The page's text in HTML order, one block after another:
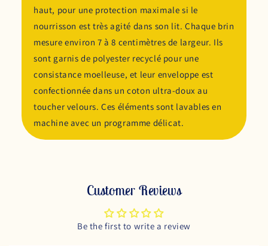
haut, pour une protection maximale si le
nourrisson est très agité dans son lit. Chaque brin
mesure environ 7 à 8 centimètres de largeur. Ils
sont garnis de polyester recyclé pour une
consistance moelleuse, et leur enveloppe est
confectionnée dans un coton ultra-doux au
toucher velours. Ces éléments sont lavables en
machine avec un programme délicat.
Customer Reviews
Be the first to write a review